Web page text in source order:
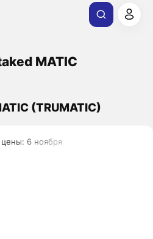
MATIC
(TRUMATIC)
6 ноября